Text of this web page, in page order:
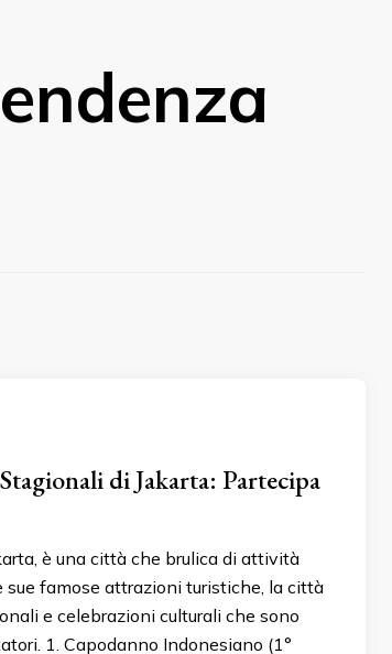
di Jakarta: Partecipa
è una città che brulica di attività
sue famose attrazioni turistiche, la città
e celebrazioni culturali che sono
1. Capodanno Indonesiano (1°